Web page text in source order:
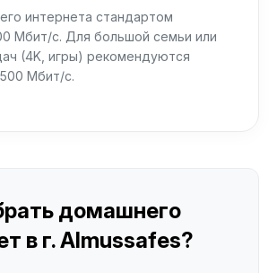
интернета стандартом
Мбит/с. Для большой семьи или
(4K, игры) рекомендуются
Мбит/с.
домашнего
в г. Almussafes?